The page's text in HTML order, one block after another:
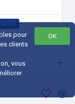
OK
pour
clients
vous